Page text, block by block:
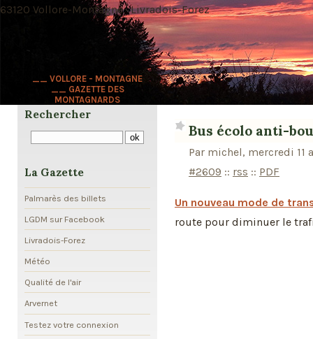
__ VOLLORE - MONTAGNE
__ GAZETTE DES
MONTAGNARDS
63120 Vollore-Montagne · Livradois-Forez
Bus écolo anti-
Par michel, mercredi 11
#2609 :: rss :: PDF
Un nouveau mode de
route pour diminuer le
Rechercher
La Gazette
Palmarès des billets
LGDM sur Facebook
Livradois-Forez
Météo
Qualité de l'air
Arvernet
Testez votre connexion